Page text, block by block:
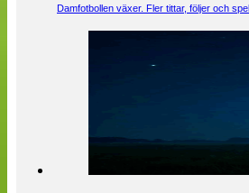
Damfotbollen växer. Fler tittar, följer och